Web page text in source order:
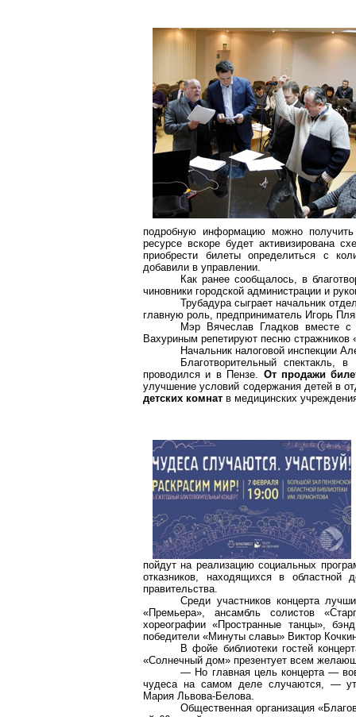
подробную информацию можно
ресурсе вскоре будет активизирована
приобрести билеты определиться с
добавили в управлении.
Как ранее сообщалось, в
чиновники городской администрации и
Трубадура сыграет начальник
главную роль, предприниматель Игорь
Мэр Вячеслав Гладков вместе с
Вахуриным репетируют песню
Начальник налоговой инспекции
Благотворительный спектакль, в
проводился и в Пензе. От продажи
улучшение условий содержания детей в
детских комнат в медицинских
пойдут на реализацию социальных
отказников, находящихся в областной
правительства.
Среди участников концерта
«Премьера», ансамбль солистов
хореографии «Пространные танцы»,
победители «Минуты славы» Виктор
В фойе библиотеки гостей
«Солнечный дом» презентует всем
— Но главная цель концерта —
чудеса на самом деле случаются, —
Мария Львова-Белова.
Общественная организация